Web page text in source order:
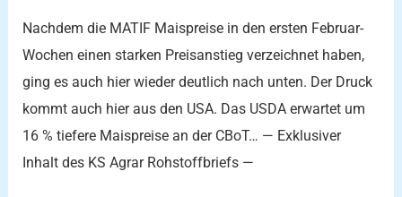
Nachdem die MATIF Maispreise in den ersten Februar-
Wochen einen starken Preisanstieg verzeichnet haben,
ging es auch hier wieder deutlich nach unten. Der Druck
kommt auch hier aus den USA. Das USDA erwartet um
16 % tiefere Maispreise an der CBoT… — Exklusiver
Inhalt des KS Agrar Rohstoffbriefs —